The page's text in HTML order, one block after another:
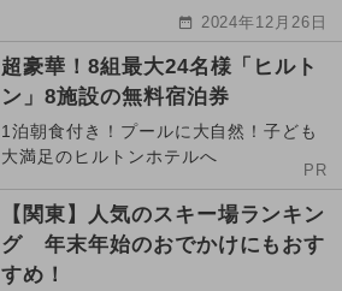
2024年12月26日
超豪華！8組最大24名様「ヒルト
ン」8施設の無料宿泊券
1泊朝食付き！プールに大自然！子ども
大満足のヒルトンホテルへ
PR
【関東】人気のスキー場ランキン
グ 年末年始のおでかけにもおす
すめ！